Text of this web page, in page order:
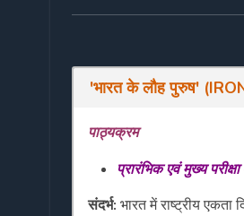
'भारत के लौह पुरुष'
पाठ्यक्रम
प्रारंभिक एवं मुख्य परीक्षा
संदर्भ: भारत में राष्ट्रीय